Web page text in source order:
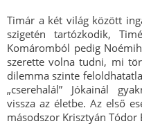
Timár a két világ között
szigetén tartózkodik,
Komáromból pedig
szerette volna tudni, mi
dilemma szinte
„cserehalál” Jókainál
vissza az életbe. Az első
másodszor Krisztyán